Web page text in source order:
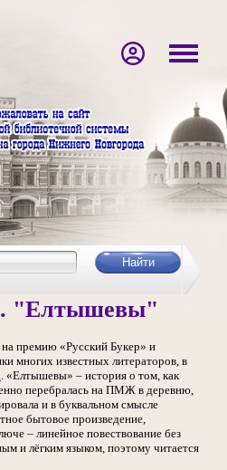
"Елтышевы"
премию «Русский Букер» и
многих известных литераторов, в
. «Елтышевы» – история о том, как
перебралась на ПМЖ в деревню,
и в буквальном смысле
бытовое произведение,
– линейное повествование без
и лёгким языком, поэтому читается